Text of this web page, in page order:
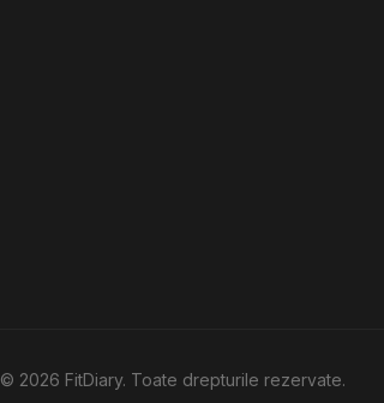
© 2026 FitDiary. Toate drepturile rezervate.